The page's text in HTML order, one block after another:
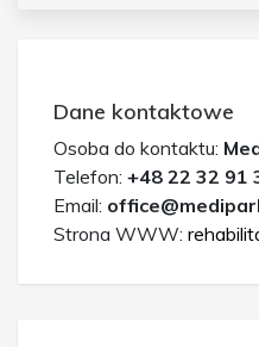
Dane kontaktowe
Osoba do kontaktu:
Telefon: +48 22 32 91
Email:
Strona WWW: